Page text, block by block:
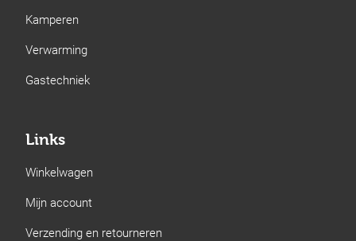
Kamperen
Verwarming
Gastechniek
Links
Winkelwagen
Mijn account
Verzending en retourneren